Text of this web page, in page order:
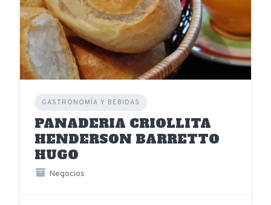
GASTRONOMÍA Y BEBIDAS
PANADERIA CRIOLLITA
HENDERSON BARRETTO
HUGO
Negocios